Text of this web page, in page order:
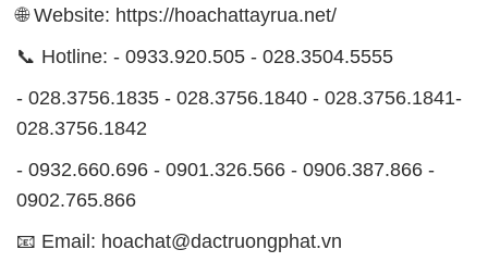
🌐 Website: https://hoachattayrua.net/
📞 Hotline: - 0933.920.505 - 028.3504.5555
- 028.3756.1835 - 028.3756.1840 - 028.3756.1841-
028.3756.1842
- 0932.660.696 - 0901.326.566 - 0906.387.866 -
0902.765.866
📧 Email: hoachat@dactruongphat.vn